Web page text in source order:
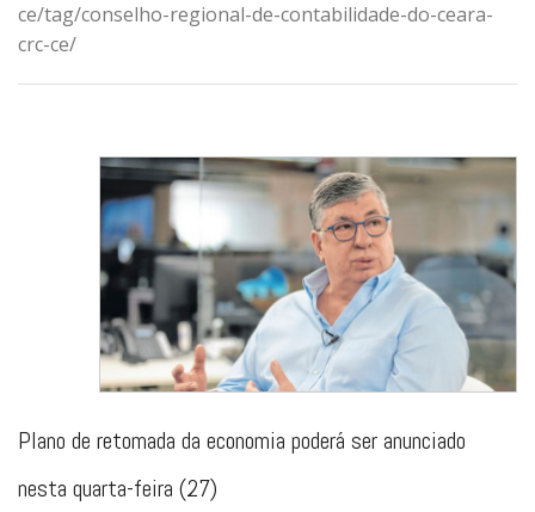
ce/tag/conselho-regional-de-contabilidade-do-ceara-
crc-ce/
Plano de retomada da economia poderá ser anunciado
nesta quarta-feira (27)